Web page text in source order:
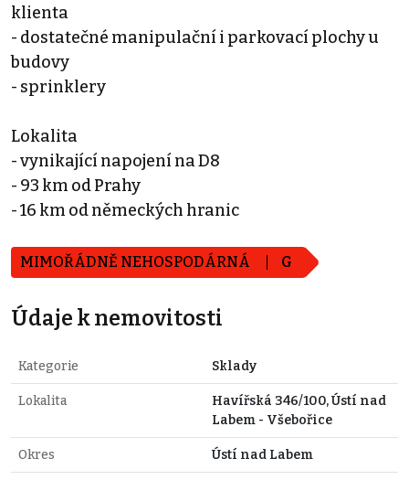
klienta
- dostatečné manipulační i parkovací plochy u
budovy
- sprinklery
Lokalita
- vynikající napojení na D8
- 93 km od Prahy
- 16 km od německých hranic
MIMOŘÁDNĚ NEHOSPODÁRNÁ G
Údaje k nemovitosti
Kategorie Sklady
Lokalita
Havířská 346/100, Ústí nad
Labem - Všebořice
Okres Ústí nad Labem